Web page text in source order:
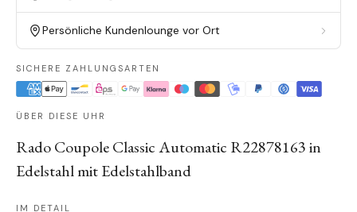
Persönliche Kundenlounge vor Ort
SICHERE ZAHLUNGSARTEN
ÜBER DIESE UHR
Rado Coupole Classic Automatic R22878163 in
Edelstahl mit Edelstahlband
IM DETAIL